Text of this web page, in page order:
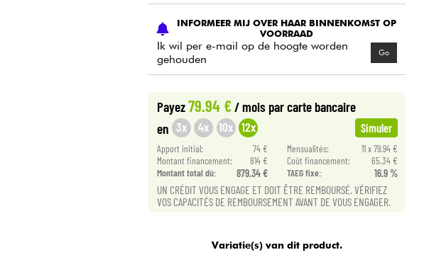
INFORMEER MIJ OVER HAAR BINNENKOMST OP
VOORRAAD
Ik wil per e-mail op de hoogte worden
gehouden
Go
Payez79.94 €/ mois par carte bancaire
en 3x 4x 10x 12x Simuler
Apport initial: 74 € Mensualités:
11 x 79.94 €
Montant financement:
814 € Coût financement:
65.34 €
Montant total dù:
879.34 € TAEG fixe: 16.9 %
UN CRÉDIT VOUS ENGAGE ET DOIT ÊTRE REMBOURSÉ. VÉRIFIEZ
VOS CAPACITÉS DE REMBOURSEMENT AVANT DE VOUS ENGAGER.
Variatie(s) van dit product.